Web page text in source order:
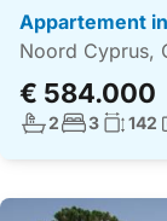
Appartement in
Noord Cyprus,
€ 584.000
Aantal
2Aantal
3 142